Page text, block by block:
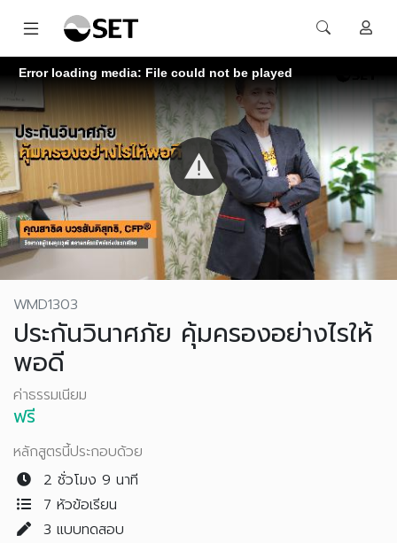
Error loading media: File could not be played
WMD1303
ประกันวินาศภัย คุ้มครองอย่างไรให้
พอดี
ค่าธรรมเนียม
ฟรี
หลักสูตรนี้ประกอบด้วย
2 ชั่วโมง 9 นาที
7 หัวข้อเรียน
3 แบบทดสอบ